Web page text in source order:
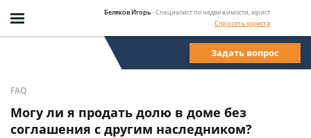
Беляков Игорь- Специалист по недвижимости, юрист
Спросить юриста
Задать вопрос
FAQ
Могу ли я продать долю в доме без
соглашения с другим наследником?